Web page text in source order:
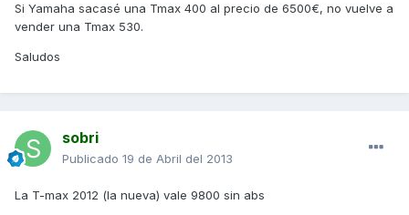
Si Yamaha sacasé una Tmax 400 al precio de 6500€, no vuelve a
vender una Tmax 530.
Saludos
sobri
Publicado 19 de Abril del 2013
La T-max 2012 (la nueva) vale 9800 sin abs